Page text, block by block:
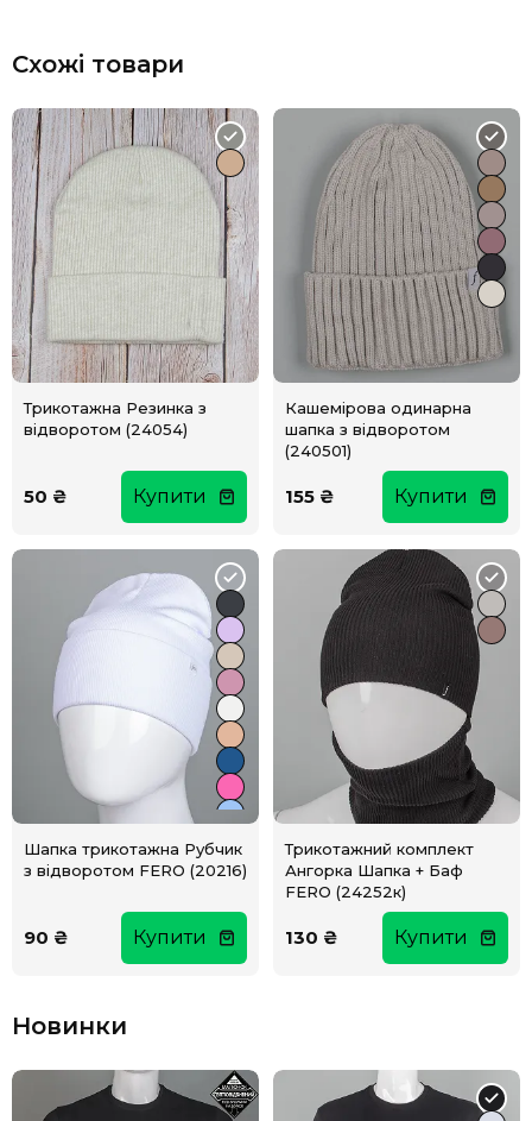
Схожі товари
Трикотажна Резинка з
відворотом (24054)
50 ₴ Купити
Кашемірова одинарна
шапка з відворотом
(240501)
155 ₴ Купити
Шапка трикотажна Рубчик
з відворотом FERO (20216)
90 ₴ Купити
Трикотажний комплект
Ангорка Шапка + Баф
FERO (24252к)
130 ₴ Купити
Новинки